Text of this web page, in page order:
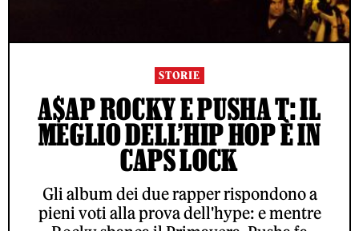
STORIE
A$AP ROCKY E PUSHA T: IL
MEGLIO DELL’HIP HOP È IN
CAPS LOCK
Gli album dei due rapper rispondono a
pieni voti alla prova dell'hype: e mentre